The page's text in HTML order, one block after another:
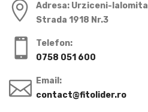
Adresa: Urziceni-Ialomita
Strada 1918 Nr.3
Telefon:
0758 051 600
Email:
contact@fitolider.ro